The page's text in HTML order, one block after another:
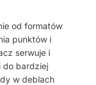
od formatów
punktów i
serwuje i
do bardziej
w deblach